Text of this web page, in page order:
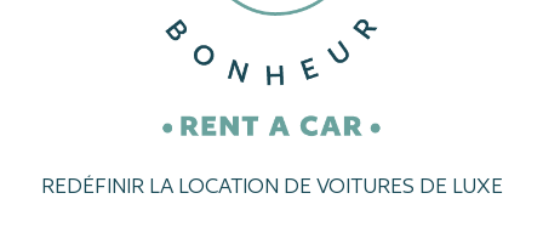
REDÉFINIR LA LOCATION DE VOITURES DE LUXE